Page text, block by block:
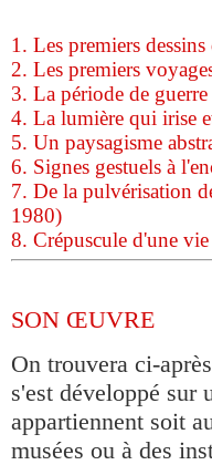
1. Les premiers
2. Les premiers
3. La période de
4. La lumière qui irise
5. Un paysagisme
6. Signes gestuels à
7. De la pulvérisation
1980)
8. Crépuscule d'une
SON ŒUVRE
On trouvera ci-
s'est développé sur
appartiennent soit
musées ou à des